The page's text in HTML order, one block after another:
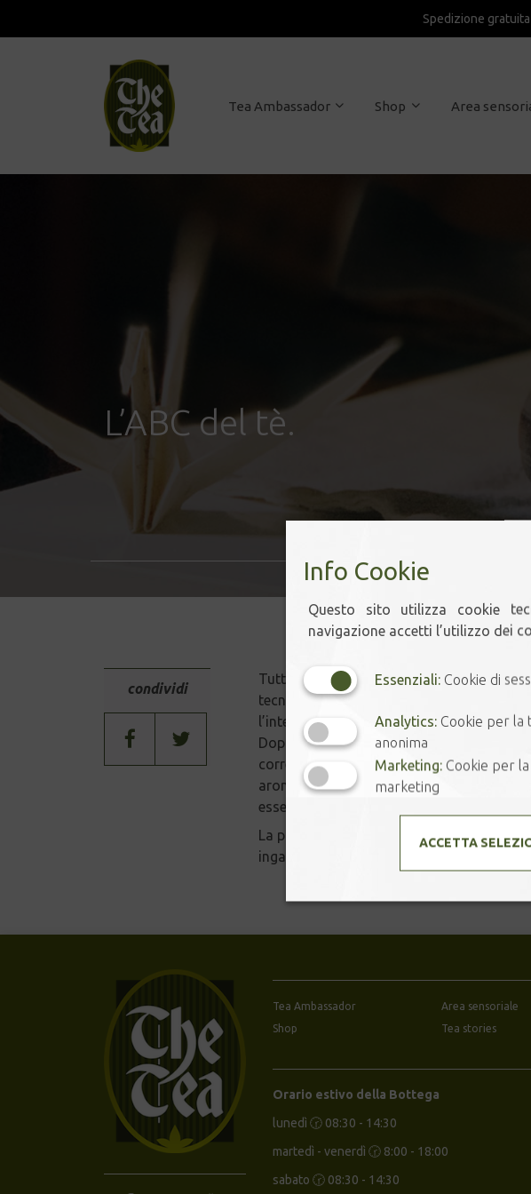
Spedizione
Tea Ambassador Shop Area
L’ABC del tè.
condividi
Tutti a lezione di tè. Un vero e proprio
tecniche di lavorazione diverse. E ancora
l’interesse verso queste foglie esotiche:
Dopo tanta teoria, ovviamente si è
correttamente e come degustarlo. Con il
aromaticità dei diversi tipi di tè, oltre al
essere abbinati.
La parte che sicuramente ha stupito di
ingannare il gusto e viceversa. Non ci
Tea Ambassador
Shop
Area sensoriale
Tea stories
Orario estivo della Bottega
lunedì 🕝 08:30 - 14:30
martedì - venerdì 🕝 8:00 - 18:00
sabato 🕝 08:30 - 14:30
Info Cookie
Questo sito utilizza cookie
navigazione accetti l’utilizzo dei
Essenziali: Cookie di
Analytics: Cookie per la
anonima
Marketing: Cookie per
marketing
ACCETTA